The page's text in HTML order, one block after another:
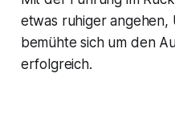
etwas ruhiger angehen,
bemühte sich um den
erfolgreich.